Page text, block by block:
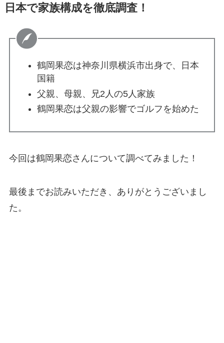
日本で家族構成を徹底調査！
鶴岡果恋は神奈川県横浜市出身で、日本
国籍
父親、母親、兄2人の5人家族
鶴岡果恋は父親の影響でゴルフを始めた
今回は鶴岡果恋さんについて調べてみました！
最後までお読みいただき、ありがとうございまし
た。